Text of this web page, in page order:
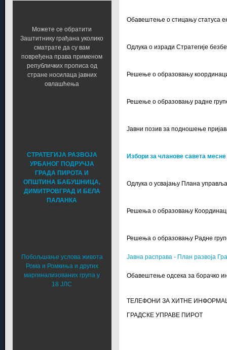
Обавештење о стицању статуса
Одлука о изради Стратегије
Решење о образовању
Решење о образовању радне
Јавни позив за подношење
Избори за чланове савета
Одлука о усвајању Плана
Решења о образовању
Решења о образовању Радне
Јавна расправа - План развоја
Обавештење одсека за борачко
ТЕЛЕФОНИ ЗА ХИТНЕ
ГРАДСКЕ УПРАВЕ ПИРОТ
Можете се обратити
Заштитнику грађана уколико
сматрате да су вам
повређена права применом
републичких прописа од
стране носилаца јавних
овлашћења
СТРАТЕГИЈА РАЗВОЈА
УРБАНОГ ПОДРУЧЈА
ГРАДА ПИРОТА И
ОПШТИНА БАБУШНИЦА,
ДИМИТРОВГРАД И БЕЛА
ПАЛАНКА
Побољшање услова живота
Рома и Ромкиња и других
маргинализованих група у
18 ЈЛС